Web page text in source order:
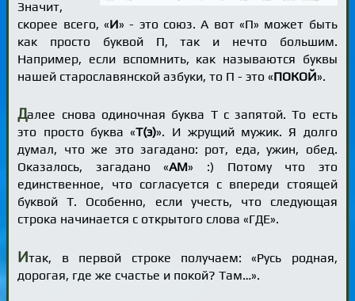
Значит,
скорее всего, «И» - это союз. А вот «П» может быть
как просто буквой П, так и нечто большим.
Например, если вспомнить, как называются буквы
нашей старославянской азбуки, то П - это «ПОКОЙ».
Далее снова одиночная буква Т с запятой. То есть
это просто буква «Т(э)». И жрущий мужик. Я долго
думал, что же это загадано: рот, еда, ужин, обед.
Оказалось, загадано «АМ» :) Потому что это
единственное, что согласуется с впереди стоящей
буквой Т. Особенно, если учесть, что следующая
строка начинается с открытого слова «ГДЕ».
Итак, в первой строке получаем: «Русь родная,
дорогая, где же счастье и покой? Там…».